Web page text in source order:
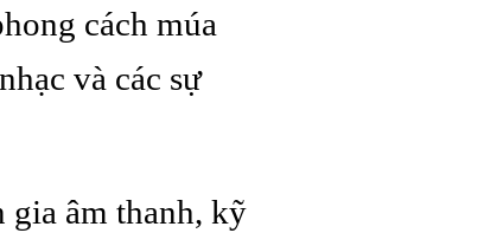
cách múa
và các sự
gia âm thanh, kỹ